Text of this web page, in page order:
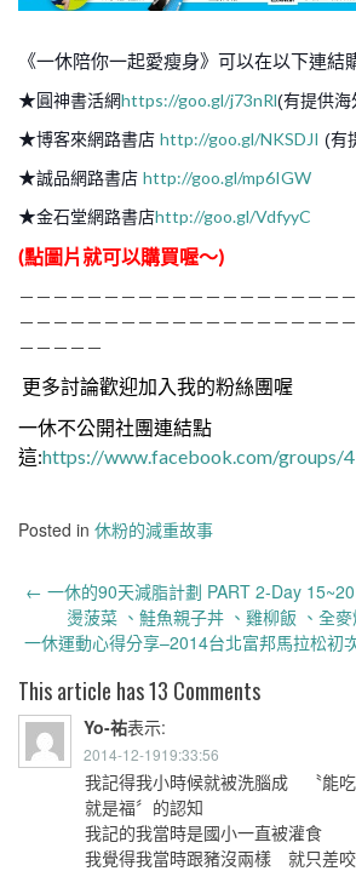
《一休陪你一起愛瘦身》可以在以下連結
★圓神書活網https://goo.gl/j73nRl(有提供海
★博客來網路書店 http://goo.gl/NKSDJI (有
★誠品網路書店 http://goo.gl/mp6IGW
★金石堂網路書店http://goo.gl/VdfyyC
(點圖片就可以購買喔～)
－－－－－－－－－－－－－－－－－－－
－－－－－－－－－－－－－－－－－－－
－－－－－
更多討論歡迎加入我的粉絲團喔
一休不公開社團連結點
這:https://www.facebook.com/groups/
Posted in 休粉的減重故事
Post
navigation
← 一休的90天減脂計劃 PART 2-Day
燙菠菜 、鮭魚親子丼 、雞柳飯 、全
一休運動心得分享–2014台北富邦馬拉松初
This article has 13 Comments
Yo-祐表示:
2014-12-1919:33:56
我記得我小時候就被洗腦成 〝能
就是福〞的認知
我記的我當時是國小一直被灌食
我覺得我當時跟豬沒兩樣 就只差